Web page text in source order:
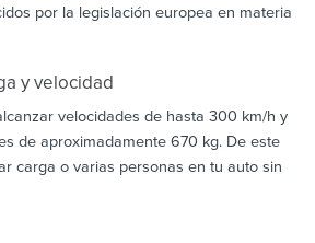
por la legislación europea en materia
y velocidad
velocidades de hasta 300 km/h y
de aproximadamente 670 kg. De este
carga o varias personas en tu auto sin